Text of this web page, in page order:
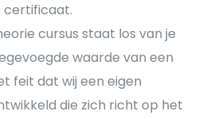
certificaat.
cursus staat los van je
waarde van een
feit dat wij een eigen
die zich richt op het